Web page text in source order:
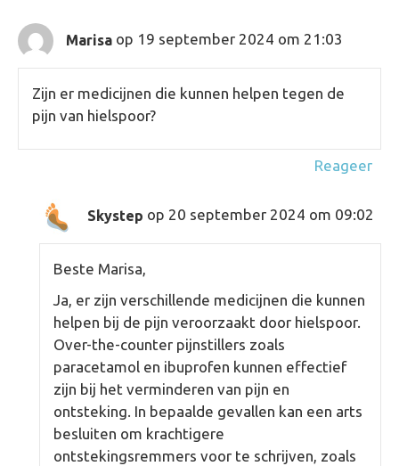
Marisa op 19 september 2024 om 21:03
Zijn er medicijnen die kunnen helpen tegen de
pijn van hielspoor?
Reageer
Skystep op 20 september 2024 om 09:02
Beste Marisa,
Ja, er zijn verschillende medicijnen die kunnen
helpen bij de pijn veroorzaakt door hielspoor.
Over-the-counter pijnstillers zoals
paracetamol en ibuprofen kunnen effectief
zijn bij het verminderen van pijn en
ontsteking. In bepaalde gevallen kan een arts
besluiten om krachtigere
ontstekingsremmers voor te schrijven, zoals